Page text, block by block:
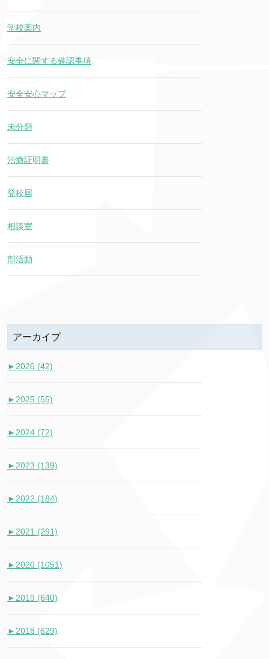
学校案内
安全に関する確認事項
安全安心マップ
未分類
治癒証明書
登校届
相談室
部活動
アーカイブ
► 2026 (42)
► 2025 (55)
► 2024 (72)
► 2023 (139)
► 2022 (184)
► 2021 (291)
► 2020 (1051)
► 2019 (640)
► 2018 (629)